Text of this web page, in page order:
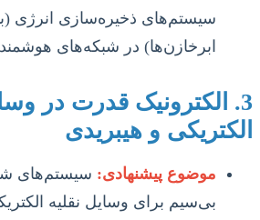
سیستم‌های ذخیره‌سازی انرژی
ابرخازن‌ها) در شبکه‌های
3. الکترونیک قدرت در
الکتریکی و هیبریدی
موضوع پیشنهادی: سیستم‌های
بی‌سیم برای وسایل نقلیه